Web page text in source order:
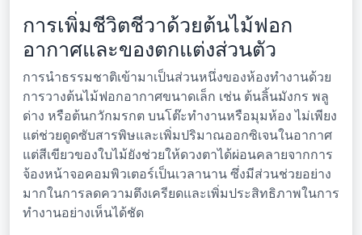
การเพิ่มชีวิตชีวาด้วยต้นไม้ฟอก
อากาศและของตกแต่งส่วนตัว
การนำธรรมชาติเข้ามาเป็นส่วนหนึ่งของห้องทำงานด้วย
การวางต้นไม้ฟอกอากาศขนาดเล็ก เช่น ต้นลิ้นมังกร พลู
ด่าง หรือต้นกวักมรกต บนโต๊ะทำงานหรือมุมห้อง ไม่เพียง
แต่ช่วยดูดซับสารพิษและเพิ่มปริมาณออกซิเจนในอากาศ
แต่สีเขียวของใบไม้ยังช่วยให้ดวงตาได้ผ่อนคลายจากการ
จ้องหน้าจอคอมพิวเตอร์เป็นเวลานาน ซึ่งมีส่วนช่วยอย่าง
มากในการลดความตึงเครียดและเพิ่มประสิทธิภาพในการ
ทำงานอย่างเห็นได้ชัด